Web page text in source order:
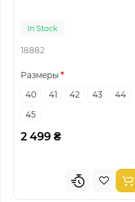
In Stock
18882
Размеры
40
41 42 43
44
45
2 499 ₴